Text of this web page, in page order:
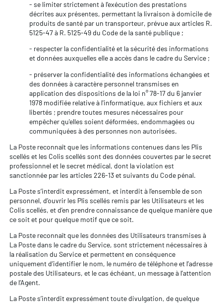
- se limiter strictement à l’exécution des prestations
décrites aux présentes, permettant la livraison à domicile de
produits de santé par un transporteur, prévue aux articles R.
5125-47 à R. 5125-49 du Code de la santé publique ;
- respecter la confidentialité et la sécurité des informations
et données auxquelles elle a accès dans le cadre du Service ;
- préserver la confidentialité des informations échangées et
des données à caractère personnel transmises en
application des dispositions de la loi n° 78-17 du 6 janvier
1978 modifiée relative à l'informatique, aux fichiers et aux
libertés ; prendre toutes mesures nécessaires pour
empêcher qu'elles soient déformées, endommagées ou
communiquées à des personnes non autorisées.
La Poste reconnaît que les informations contenues dans les Plis
scellés et les Colis scellés sont des données couvertes par le secret
professionnel et le secret médical, dont la violation est
sanctionnée par les articles 226-13 et suivants du Code pénal.
La Poste s’interdit expressément, et interdit à l’ensemble de son
personnel, d’ouvrir les Plis scellés remis par les Utilisateurs et les
Colis scellés, et d’en prendre connaissance de quelque manière que
ce soit et pour quelque motif que ce soit.
La Poste reconnaît que les données des Utilisateurs transmises à
La Poste dans le cadre du Service, sont strictement nécessaires à
la réalisation du Service et permettent en conséquence
uniquement d’identifier le nom, le numéro de téléphone et l’adresse
postale des Utilisateurs, et le cas échéant, un message à l’attention
de l’Agent.
La Poste s’interdit expressément toute divulgation, de quelque